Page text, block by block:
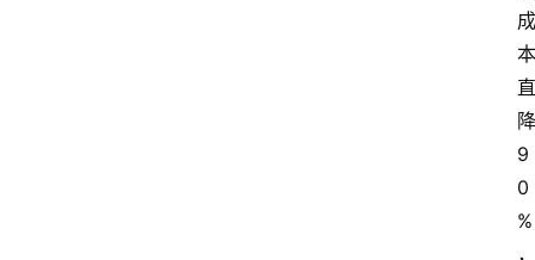
成
本
直
降
9
0
%
，